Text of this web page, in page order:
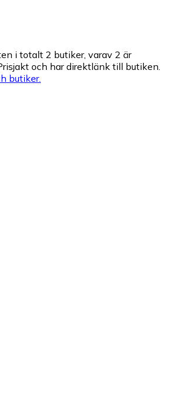
i totalt 2 butiker, varav 2 är
och har direktlänk till butiken.
butiker.